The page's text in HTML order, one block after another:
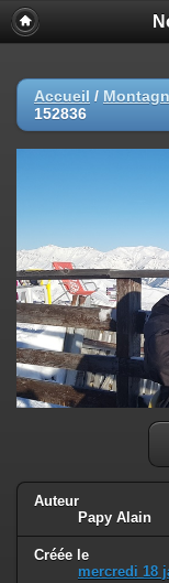
Accueil /
152836
Auteur
Papy Alain
Créée le
mercredi 18